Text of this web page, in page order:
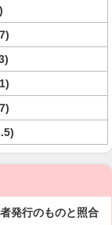
発行のものと照合